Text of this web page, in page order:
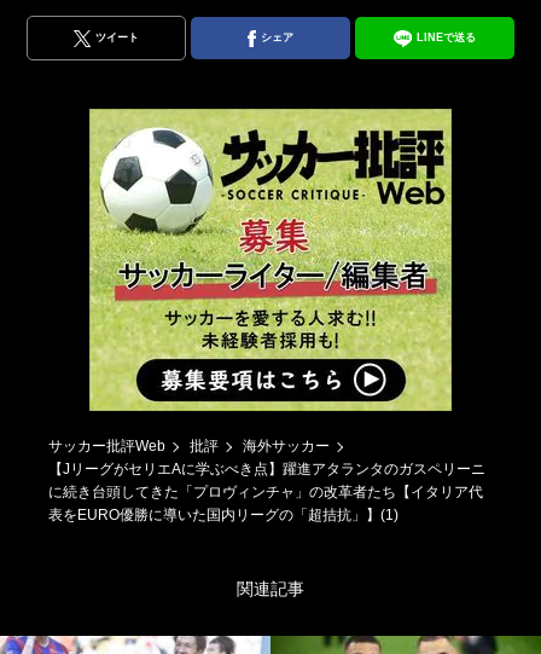
ツイート シェア LINEで送る
サッカー批評Web 批評
海外サッカー
【JリーグがセリエAに学ぶべき点】躍進アタランタのガスペリーニ
に続き台頭してきた「プロヴィンチャ」の改革者たち【イタリア代
表をEURO優勝に導いた国内リーグの「超拮抗」】(1)
関連記事